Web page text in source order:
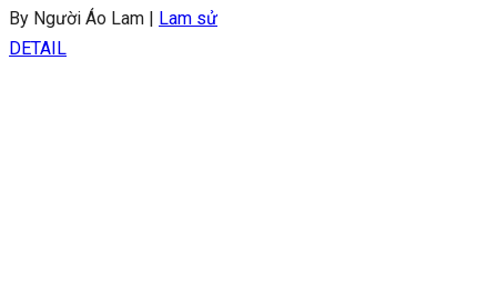
By Người Áo Lam | Lam sử
DETAIL